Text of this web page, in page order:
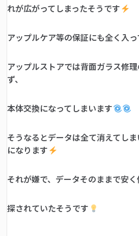
れが広がってしまったそうです
アップルケア等の保証にも全く入
アップルストアでは背面ガラス修
ず、
本体交換になってしまいます
そうなるとデータは全て消えてし
になります
それが嫌で、データそのままで安
探されていたそうです